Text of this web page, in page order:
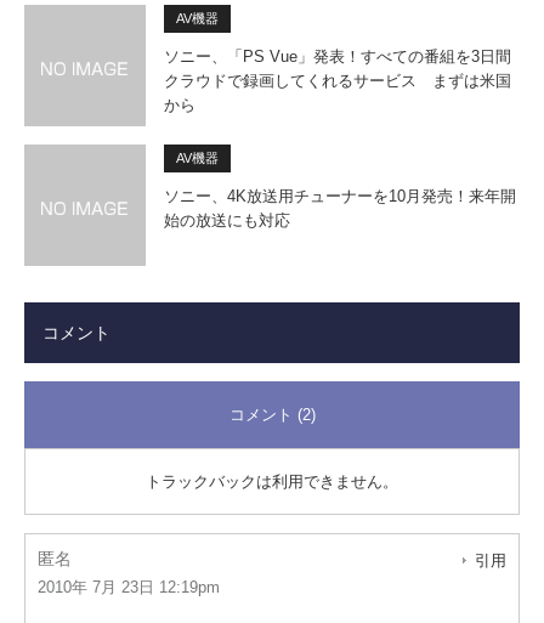
AV機器
ソニー、「PS Vue」発表！すべての番組を3日間
クラウドで録画してくれるサービス まずは米国
から
AV機器
ソニー、4K放送用チューナーを10月発売！来年開
始の放送にも対応
コメント
コメント (2)
トラックバックは利用できません。
匿名
2010年 7月 23日 12:19pm
引用